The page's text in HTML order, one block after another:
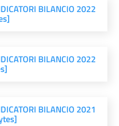
BILANCIO 2022
BILANCIO 2022
BILANCIO 2021